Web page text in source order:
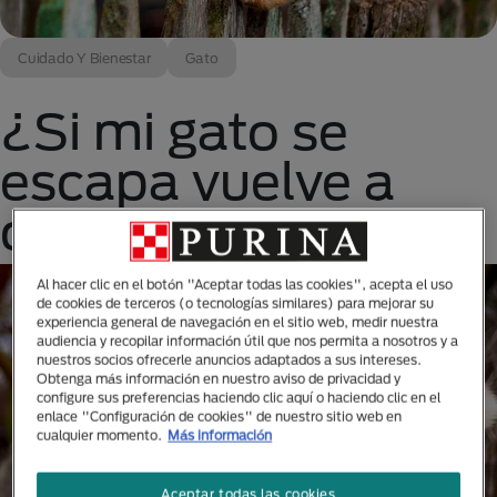
Cuidado Y Bienestar Gato
¿Si mi gato se
escapa vuelve a
casa?
Al hacer clic en el botón "Aceptar todas las cookies", acepta el uso
de cookies de terceros (o tecnologías similares) para mejorar su
experiencia general de navegación en el sitio web, medir nuestra
audiencia y recopilar información útil que nos permita a nosotros y a
nuestros socios ofrecerle anuncios adaptados a sus intereses.
Obtenga más información en nuestro aviso de privacidad y
configure sus preferencias haciendo clic aquí o haciendo clic en el
enlace "Configuración de cookies" de nuestro sitio web en
cualquier momento. Más información